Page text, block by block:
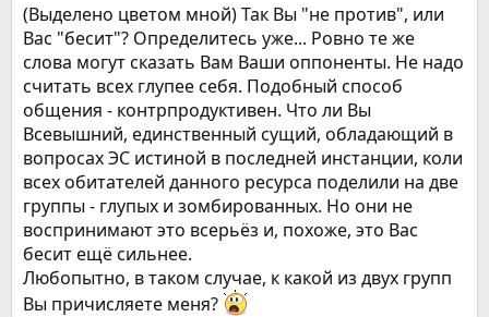
(Выделено цветом мной) Так Вы "не против", или
Вас "бесит"? Определитесь уже... Ровно те же
слова могут сказать Вам Ваши оппоненты. Не надо
считать всех глупее себя. Подобный способ
общения - контрпродуктивен. Что ли Вы
Всевышний, единственный сущий, обладающий в
вопросах ЭС истиной в последней инстанции, коли
всех обитателей данного ресурса поделили на две
группы - глупых и зомбированных. Но они не
воспринимают это всерьёз и, похоже, это Вас
бесит ещё сильнее.
Любопытно, в таком случае, к какой из двух групп
Вы причисляете меня?